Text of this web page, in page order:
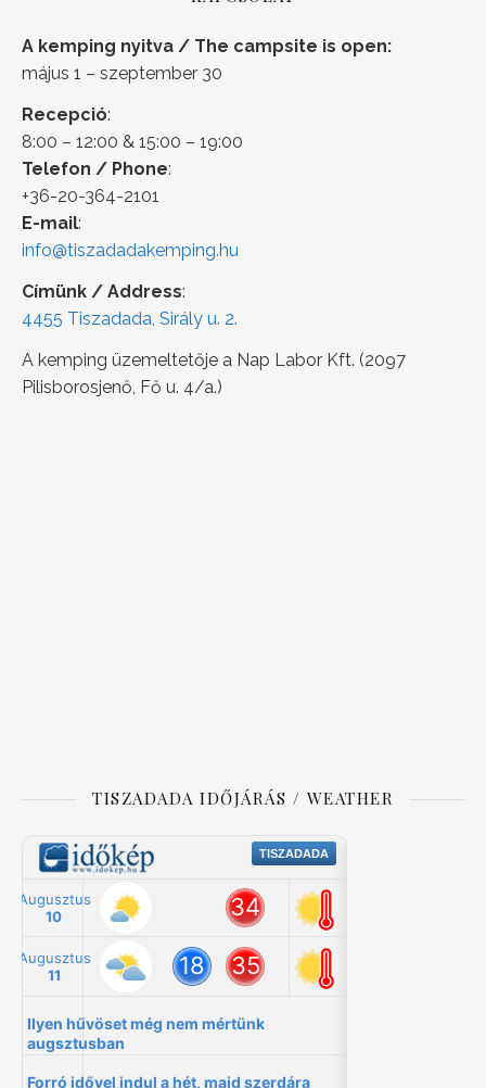
A kemping nyitva / The campsite is open:
május 1 – szeptember 30
Recepció:
8:00 – 12:00 & 15:00 – 19:00
Telefon / Phone:
+36-20-364-2101
E-mail:
info@tiszadadakemping.hu
Címünk / Address:
4455 Tiszadada, Sirály u. 2.
A kemping üzemeltetője a Nap Labor Kft. (2097
Pilisborosjenő, Fő u. 4/a.)
TISZADADA IDŐJÁRÁS / WEATHER